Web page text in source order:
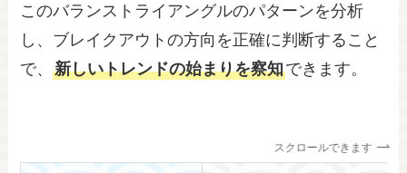
このバランストライアングルのパターンを分析
し、ブレイクアウトの方向を正確に判断すること
で、新しいトレンドの始まりを察知できます。
スクロールできます